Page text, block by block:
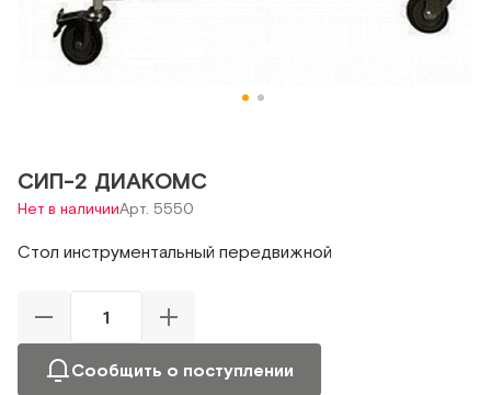
СИП-2 ДИАКОМС
Нет в наличииАрт. 5550
Стол инструментальный передвижной
Сообщить о поступлении